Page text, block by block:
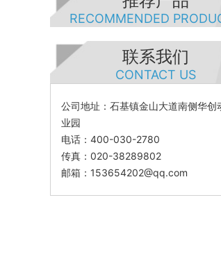
RECOMMENDED
联系我们
CONTACT US
公司地址：石基镇金山大道南侧华创
业园
电话：400-030-2780
传真：020-38289802
邮箱：153654202@qq.com